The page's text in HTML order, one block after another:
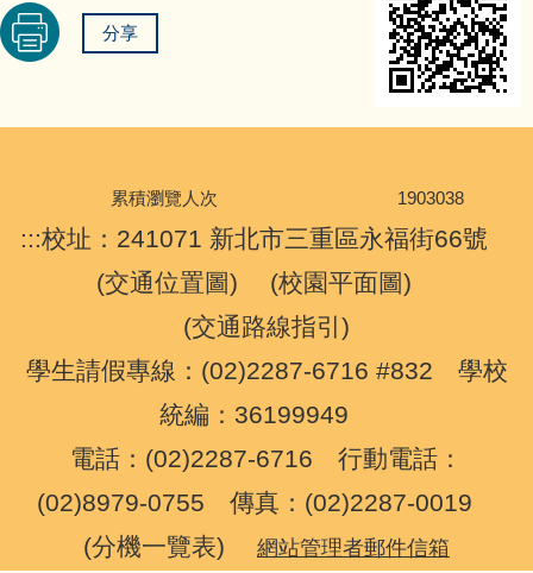
分享
累積瀏覽人次 1903038
:::校址：241071 新北市三重區永福街66號
(交通位置圖) (校園平面圖)
(交通路線指引 )
學生請假專線：(02)2287-6716 #832 學校
統編：36199949
電話：(02)2287-6716 行動電話：
(02)8979-0755 傳真：(02)2287-0019
(分機一覽表) 網站管理者郵件信箱